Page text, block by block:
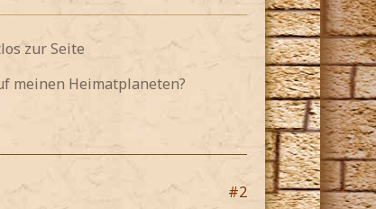
zur Seite
meinen Heimatplaneten?
#2